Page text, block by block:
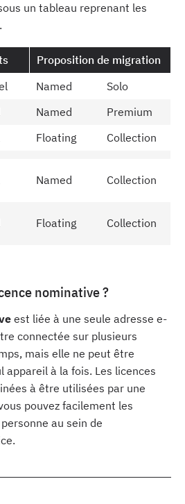
un tableau reprenant les
Proposition de migration
Named
Solo
Named
Premium
Floating Collection
Named Collection
Floating Collection
nominative ?
est liée à une seule adresse e-
connectée sur plusieurs
mais elle ne peut être
appareil à la fois. Les licences
à être utilisées par une
pouvez facilement les
au sein de